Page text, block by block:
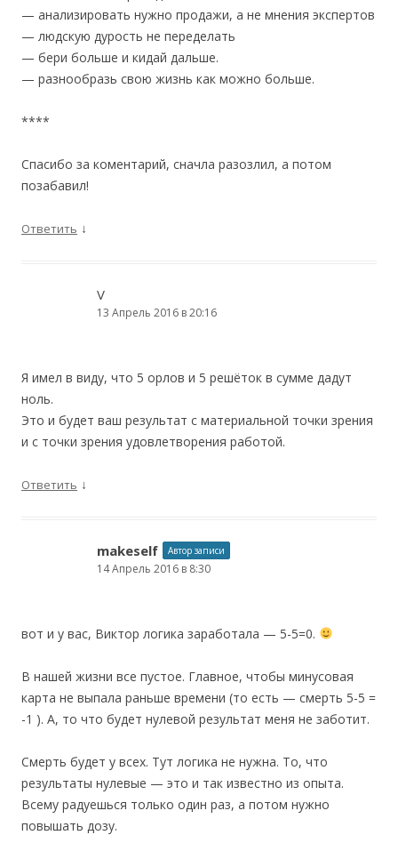
— анализировать нужно продажи, а не мнения экспертов
— людскую дурость не переделать
— бери больше и кидай дальше.
— разнообразь свою жизнь как можно больше.
****
Спасибо за коментарий, сначла разозлил, а потом
позабавил!
Ответить ↓
V
13 Апрель 2016 в 20:16
Я имел в виду, что 5 орлов и 5 решёток в сумме дадут
ноль.
Это и будет ваш результат с материальной точки зрения
и с точки зрения удовлетворения работой.
Ответить ↓
makeself Автор записи
14 Апрель 2016 в 8:30
вот и у вас, Виктор логика заработала — 5-5=0.
В нашей жизни все пустое. Главное, чтобы минусовая
карта не выпала раньше времени (то есть — смерть 5-5 =
-1 ). А, то что будет нулевой результат меня не заботит.
Смерть будет у всех. Тут логика не нужна. То, что
результаты нулевые — это и так известно из опыта.
Всему радуешься только один раз, а потом нужно
повышать дозу.